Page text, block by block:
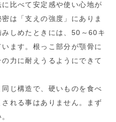
比べて安定感や使い心地が
は「支えの強度」にありま
しめたときには、50～60キ
ます。根っこ部分が顎骨に
力に耐えうるようにできて
じ構造で、硬いものを食べ
れる事はありません。まず